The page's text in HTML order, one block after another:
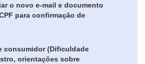
o novo e-mail e documento
para confirmação de
consumidor (Dificuldade
orientações sobre